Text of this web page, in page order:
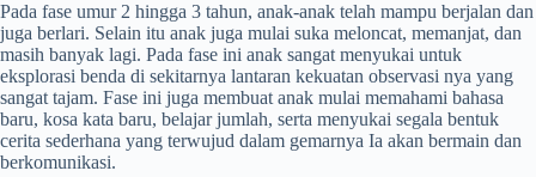
Pada fase umur 2 hingga 3 tahun, anak-anak telah mampu berjalan dan
juga berlari. Selain itu anak juga mulai suka meloncat, memanjat, dan
masih banyak lagi. Pada fase ini anak sangat menyukai untuk
eksplorasi benda di sekitarnya lantaran kekuatan observasi nya yang
sangat tajam. Fase ini juga membuat anak mulai memahami bahasa
baru, kosa kata baru, belajar jumlah, serta menyukai segala bentuk
cerita sederhana yang terwujud dalam gemarnya Ia akan bermain dan
berkomunikasi.